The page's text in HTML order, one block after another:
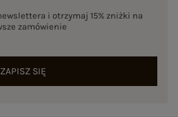
i otrzymaj 15% zniżki na
zamówienie
ZAPISZ SIĘ